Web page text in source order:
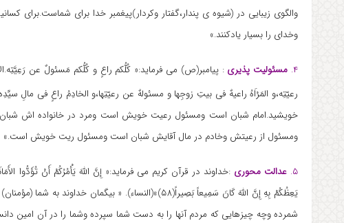
وخدای را بسیار یادکنند.»
۴. مسئولیت پذیری: پیامبر(ص) می فرماید:« کُلُّکم راعٍ و کُلُّکم مَسئولٌ عن
رعیّتِه،و المَرْاَهُ راعیهٌ فی بیتِ زوجِها و مسئولهٌ عن رعیّتِها،و الخادِمُ راعٍ فی مالِ
خویشید.امام شبان است ومسئول رعیت خویش است ومرد در خانواده اش
ومسئول از رعیتش وخادم در مال آقایش شبان است ومسئول ریت خویش است.»
۵. عدالت محوری:خداوند در قرآن کریم می فرماید:« إِنَّ اللهَ یَأْمُرُکُمْ أَنْ تُؤَدُّوا
یَعِظُکُمْ بِهِ إِنَّ اللهَ کَانَ سَمِیعاً بَصِیراً(۵۸)»(النساء). «
شمرده وچه چیزهایی که مردم آنها را به دست شما سپرده وشما را در آن امین